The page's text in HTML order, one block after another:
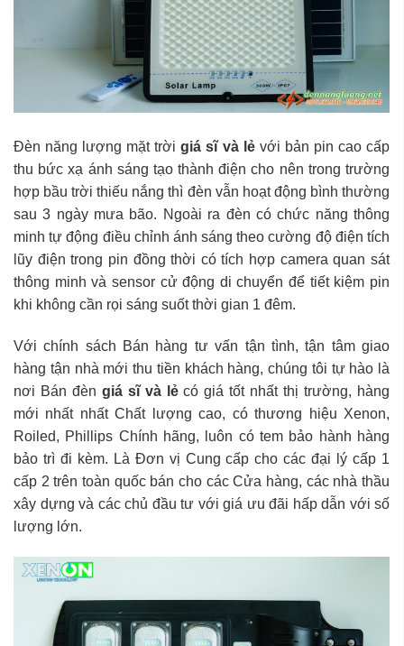
Đèn năng lượng mặt trờigiá sĩ và lẻ với bản pin cao cấp
thu bức xạ ánh sáng tạo thành điện cho nên trong trường
hợp bầu trời thiếu nắng thì đèn vẫn hoạt động bình thường
sau 3 ngày mưa bão. Ngoài ra đèn có chức năng thông
minh tự động điều chỉnh ánh sáng theo cường độ điện tích
lũy điện trong pin đồng thời có tích hợp camera quan sát
thông minh và sensor cử động di chuyển để tiết kiệm pin
khi không cần rọi sáng suốt thời gian 1 đêm.
Với chính sách Bán hàng tư vấn tận tình, tận tâm giao
hàng tận nhà mới thu tiền khách hàng, chúng tôi tự hào là
nơi Bán đèn giá sĩ và lẻcó giá tốt nhất thị trường, hàng
mới nhất nhất Chất lượng cao, có thương hiệu Xenon,
Roiled, Phillips Chính hãng, luôn có tem bảo hành hàng
bảo trì đi kèm. Là Đơn vị Cung cấp cho các đại lý cấp 1
cấp 2 trên toàn quốc bán cho các Cửa hàng, các nhà thầu
xây dựng và các chủ đầu tư với giá ưu đãi hấp dẫn với số
lượng lớn.